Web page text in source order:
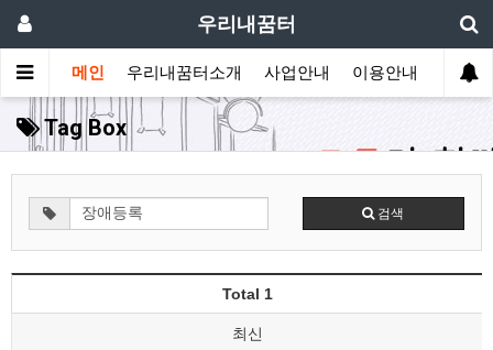
우리내꿈터
메인 우리내꿈터소개 사업안내 이용안내 후원
Tag Box
검색
Total 1
최신